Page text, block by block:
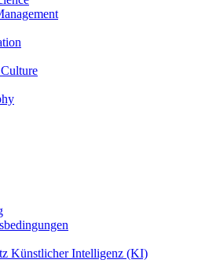
Künstlicher Intelligenz (KI)